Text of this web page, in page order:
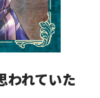
れていた